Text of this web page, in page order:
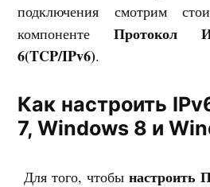
подключения смотрим
компонентеПротокол
6(TCP/IPv6).
Как настроить
7, Windows 8 и
Для того, чтобынастроить